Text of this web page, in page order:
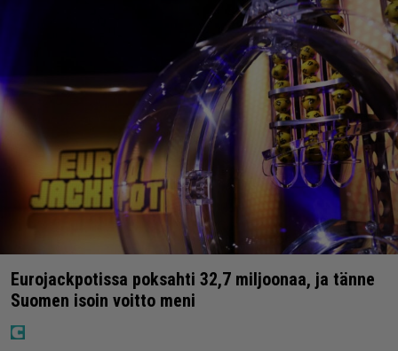
Eurojackpotissa poksahti 32,7 miljoonaa, ja tänne
Suomen isoin voitto meni